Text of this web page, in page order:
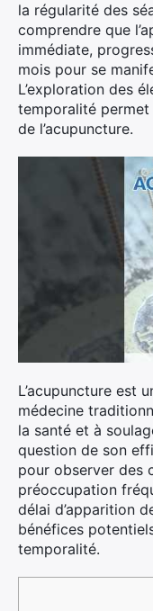
la régularité des
comprendre que
immédiate,
mois pour se
L’exploration des
temporalité permet
de l’acupuncture.
L’acupuncture est
médecine
la santé et à
question de son
pour observer des
préoccupation
délai d’apparition
bénéfices
temporalité.